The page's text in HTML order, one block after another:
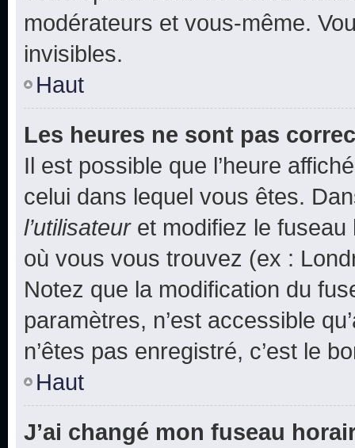
modérateurs et vous-même.
invisibles.
Haut
Les heures ne sont pas
Il est possible que l’heure
celui dans lequel vous êtes.
l’utilisateuret modifiez le fuseau
où vous vous trouvez (ex :
Notez que la modification du
paramètres, n’est accessible
n’êtes pas enregistré, c’est le
Haut
J’ai changé mon fuseau